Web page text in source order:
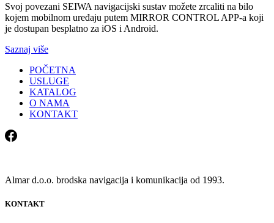
Svoj povezani SEIWA navigacijski sustav možete zrcaliti na bilo
kojem mobilnom uređaju putem MIRROR CONTROL APP-a koji
je dostupan besplatno za iOS i Android.
Saznaj više
POČETNA
USLUGE
KATALOG
O NAMA
KONTAKT
Almar d.o.o. brodska navigacija i komunikacija od 1993.
KONTAKT